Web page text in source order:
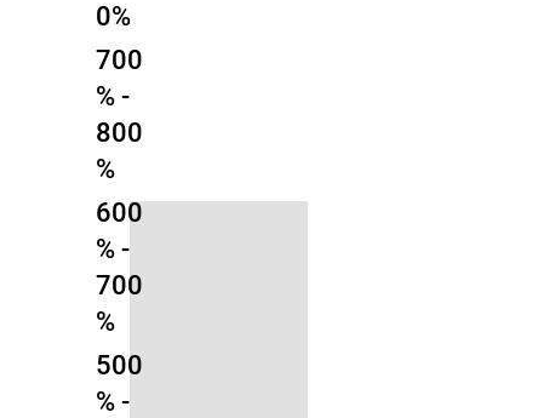
500
% -
600
% -
700
%
700
% -
800
%
0%